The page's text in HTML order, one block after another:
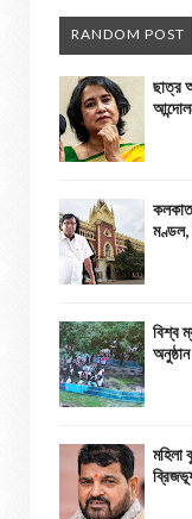
RANDOM POST
ছাত্র
মণ্ডল,
বিশ্ব
অনুষ্ঠান
মহিলা